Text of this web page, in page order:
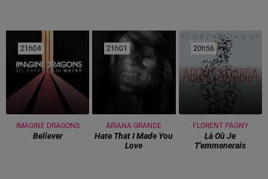
21h04
21h04
IMAGINE DRAGONS
Believer
21h01
21h01
ARIANA GRANDE
Hate That I Made You
Love
20h56
20h56
FLORENT PAGNY
Là Où Je
T'emmenerais